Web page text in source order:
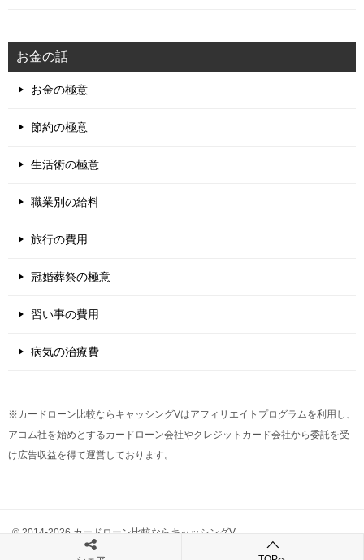
お金の話
お金の極意
節約の極意
生活術の極意
職業別の給料
旅行の費用
冠婚葬祭の極意
習い事の費用
病気の治療費
※カードローン比較ならキャッシングVはアフィリエイトプログラムを利用し、
アコム社を始めとするカードローン会社やクレジットカード会社から委託を受
け広告収益を得て運営しております。
© 2014-2026 カードローン比較ならキャッシングV